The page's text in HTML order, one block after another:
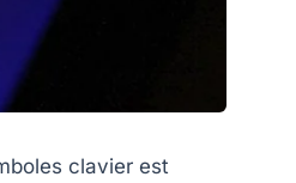
clavier est